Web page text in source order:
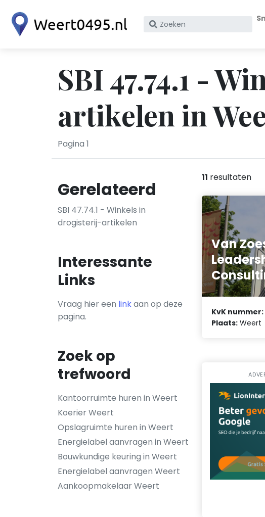
Zoek
KvK
nummer
SBI 47.74.1 -
artikelen in
Pagina 1
Gerelateerd
SBI 47.74.1 - Winkels in
drogisterij-artikelen
Interessante
Links
Vraag hier een linkaan op deze
pagina.
Zoek op
trefwoord
Kantoorruimte huren in Weert
Koerier Weert
Opslagruimte huren in Weert
Energielabel aanvragen in Weert
Bouwkundige keuring in Weert
Energielabel aanvragen Weert
Aankoopmakelaar Weert
11 resultaten
Van
KvK nummer:
Plaats: Weert